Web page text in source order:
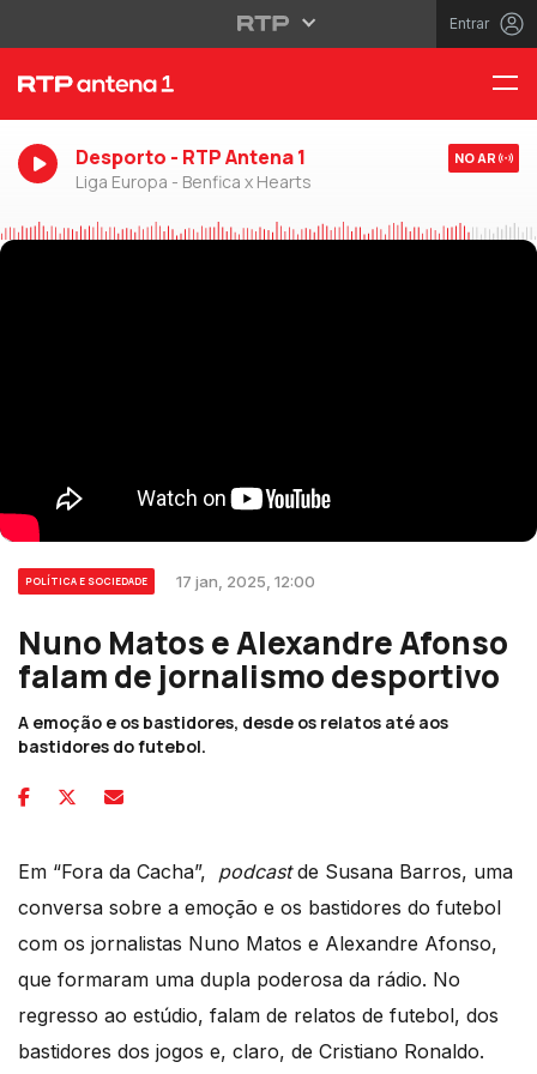
Entrar
Desporto - RTP Antena 1
Liga Europa - Benfica x Hearts
NO AR
POLÍTICA E SOCIEDADE 17 jan, 2025, 12:00
Nuno Matos e Alexandre Afonso
falam de jornalismo desportivo
A emoção e os bastidores, desde os relatos até aos
bastidores do futebol.
Em “Fora da Cacha”, podcastde Susana Barros, uma
conversa sobre a emoção e os bastidores do futebol
com os jornalistas Nuno Matos e Alexandre Afonso,
que formaram uma dupla poderosa da rádio. No
regresso ao estúdio, falam de relatos de futebol, dos
bastidores dos jogos e, claro, de Cristiano Ronaldo.